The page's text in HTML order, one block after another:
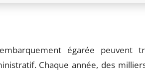
égarée peuvent
Chaque année, des